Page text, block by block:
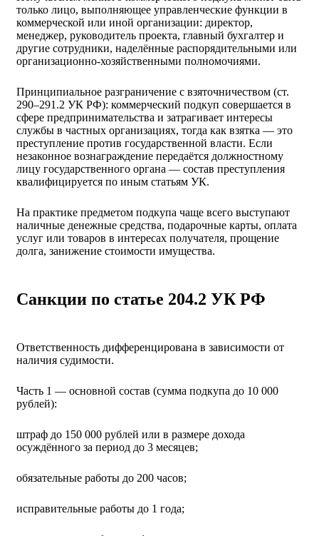
только лицо, выполняющее управленческие функции в
коммерческой или иной организации: директор,
менеджер, руководитель проекта, главный бухгалтер и
другие сотрудники, наделённые распорядительными или
организационно-хозяйственными полномочиями.
Принципиальное разграничение с взяточничеством (ст.
290–291.2 УК РФ): коммерческий подкуп совершается в
сфере предпринимательства и затрагивает интересы
службы в частных организациях, тогда как взятка — это
преступление против государственной власти. Если
незаконное вознаграждение передаётся должностному
лицу государственного органа — состав преступления
квалифицируется по иным статьям УК.
На практике предметом подкупа чаще всего выступают
наличные денежные средства, подарочные карты, оплата
услуг или товаров в интересах получателя, прощение
долга, занижение стоимости имущества.
Санкции по статье 204.2 УК РФ
Ответственность дифференцирована в зависимости от
наличия судимости.
Часть 1 — основной состав (сумма подкупа до 10 000
рублей):
штраф до 150 000 рублей или в размере дохода
осуждённого за период до 3 месяцев;
обязательные работы до 200 часов;
исправительные работы до 1 года;